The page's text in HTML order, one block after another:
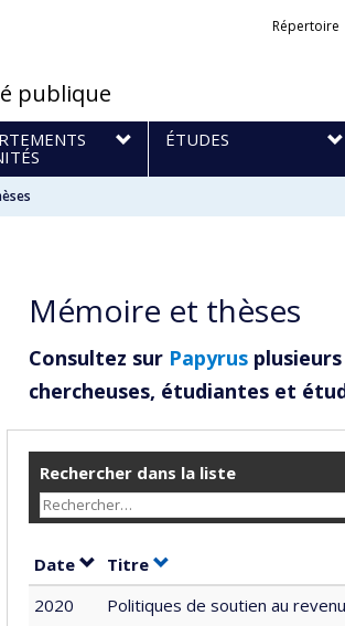
publique
Liens
Répertoire
ÉTUDES
Mémoire et thèses
Consultez sur Papyrus
chercheuses, étudiantes et
Rechercher dans la liste
Date Trier par date en ordre croissant
Titre Trier par titre en ordre
2020
Politiques de soutien au